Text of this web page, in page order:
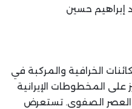
إبراهيم حسين
الخرافية والمركبة في
على المخطوطات الإيرانية
العصر الصفوي. تستعرض